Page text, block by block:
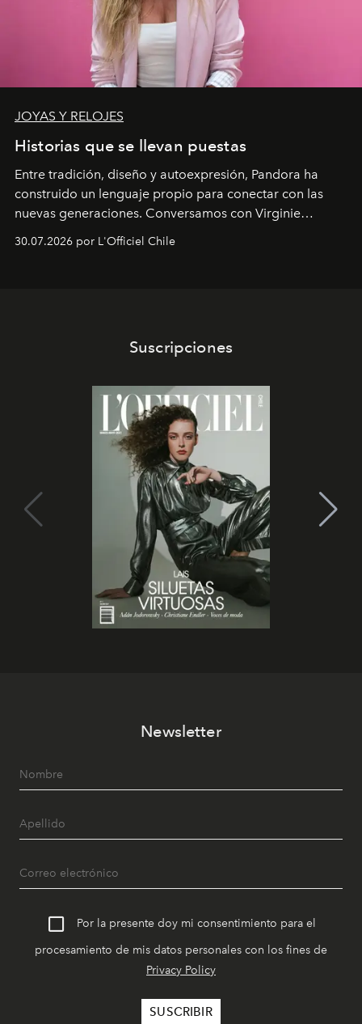
JOYAS Y RELOJES
Historias que se llevan puestas
Entre tradición, diseño y autoexpresión, Pandora ha
construido un lenguaje propio para conectar con las
nuevas generaciones. Conversamos con Virginie
Latinoamérica, sobre identidad, cultura y el valor
30.07.2026 por L'Officiel Chile
Suscripciones
Newsletter
Por la presente doy mi consentimiento para el
procesamiento de mis datos personales con los fines de
Privacy Policy